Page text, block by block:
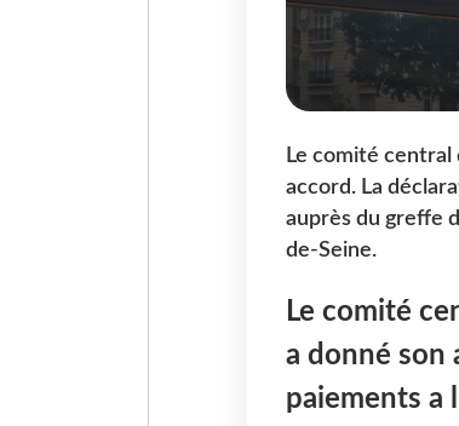
Le comité central
accord. La
auprès du greffe
de-Seine.
Le comité
a donné son
paiements a